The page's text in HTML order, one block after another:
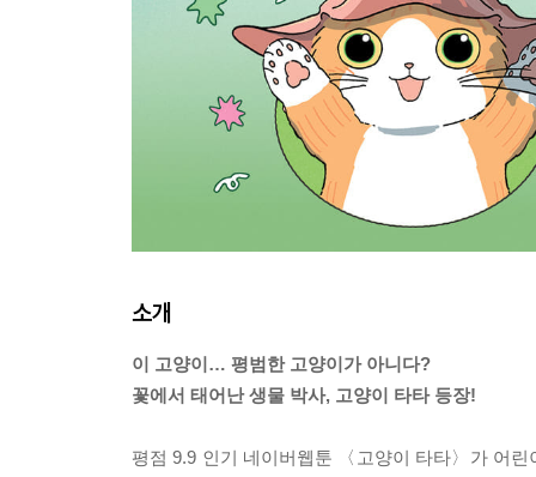
소개
이 고양이… 평범한 고양이가 아니다?
꽃에서 태어난 생물 박사, 고양이 타타 등장!
평점 9.9 인기 네이버웹툰 〈고양이 타타〉가 어